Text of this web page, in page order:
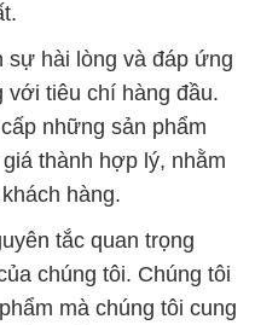
sự hài lòng và đáp ứng
với tiêu chí hàng đầu.
những sản phẩm
thành hợp lý, nhằm
hàng.
tắc quan trọng
chúng tôi. Chúng tôi
mà chúng tôi cung